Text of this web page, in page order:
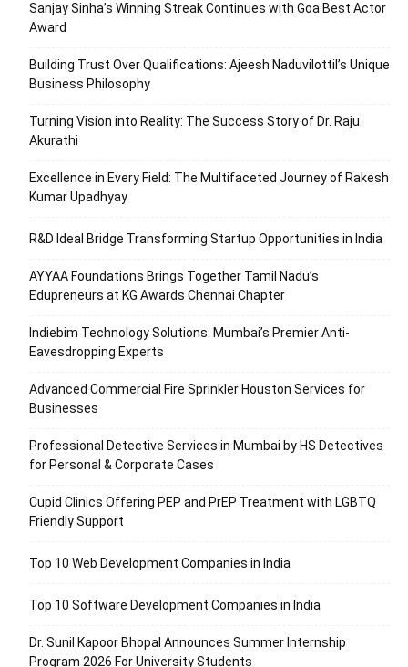
Sanjay Sinha’s Winning Streak Continues with Goa Best Actor
Award
Building Trust Over Qualifications: Ajeesh Naduvilottil’s Unique
Business Philosophy
Turning Vision into Reality: The Success Story of Dr. Raju
Akurathi
Excellence in Every Field: The Multifaceted Journey of Rakesh
Kumar Upadhyay
R&D Ideal Bridge Transforming Startup Opportunities in India
AYYAA Foundations Brings Together Tamil Nadu’s
Edupreneurs at KG Awards Chennai Chapter
Indiebim Technology Solutions: Mumbai’s Premier Anti-
Eavesdropping Experts
Advanced Commercial Fire Sprinkler Houston Services for
Businesses
Professional Detective Services in Mumbai by HS Detectives
for Personal & Corporate Cases
Cupid Clinics Offering PEP and PrEP Treatment with LGBTQ
Friendly Support
Top 10 Web Development Companies in India
Top 10 Software Development Companies in India
Dr. Sunil Kapoor Bhopal Announces Summer Internship
Program 2026 For University Students